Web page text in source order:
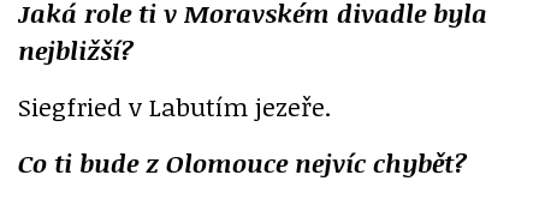
Jaká role ti v Moravském divadle byla
nejbližší?
Siegfried v Labutím jezeře.
Co ti bude z Olomouce nejvíc chybět?